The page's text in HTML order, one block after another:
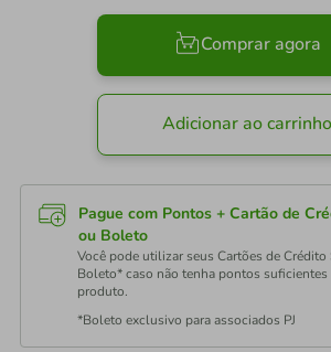
Comprar agora
Adicionar ao carrinho
Pague com Pontos + Cartão de
ou Boleto
Você pode utilizar seus Cartões de Crédito
Boleto* caso não tenha pontos suficientes
produto.
*Boleto exclusivo para associados PJ